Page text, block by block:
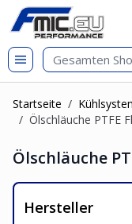
Zum Inhalt springen
git s
Startseite /
/ Ölschläuche PTFE
Ölschläuche
Hersteller